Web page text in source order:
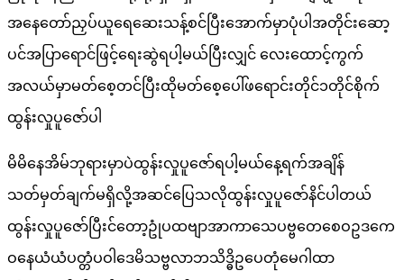
အနေတော်ညှပ်ယူရေဆေးသန့်စင်ပြီးအောက်မှာပုံပါအတိုင်းဆော့
ပင်အပြာရောင်ဖြင့်ရေးဆွဲရပါ့မယ်ပြီးလျှင် လေးထောင့်ကွက်
အလယ်မှာမတ်စေ့တင်ပြီးထိုမတ်စေ့ပေါ်ဖရောင်းတိုင်၁တိုင်စိုက်
ထွန်းလှုပူဇော်ပါ
မိမိနေအိမ်ဘုရားမှာပဲထွန်းလှုပူဇော်ရပါ့မယ်နေ့ရက်အချိန်
သတ်မှတ်ချက်မရှိလို့အဆင်ပြေသလိုထွန်းလှုပူဇော်နိင်ပါတယ်
ထွန်းလှုပူဇော်ပြီးင်တော့ဥုံပထဗျာအာကာသေပဗ္ဗတေစေဝဥဒကေ
ဝနေယံယံပတ္တံပဝါဒေမိသဗ္ဗလာဘသိဒ္ဓိဥပေတုံမေဂါထာ